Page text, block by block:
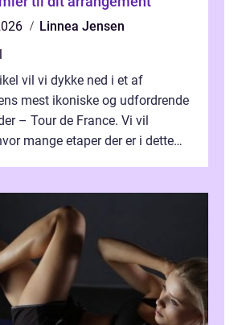
Linnea Jensen
vil vi dykke ned i et af
mest ikoniske og udfordrende
– Tour de France. Vi vil
mange etaper der er i dette